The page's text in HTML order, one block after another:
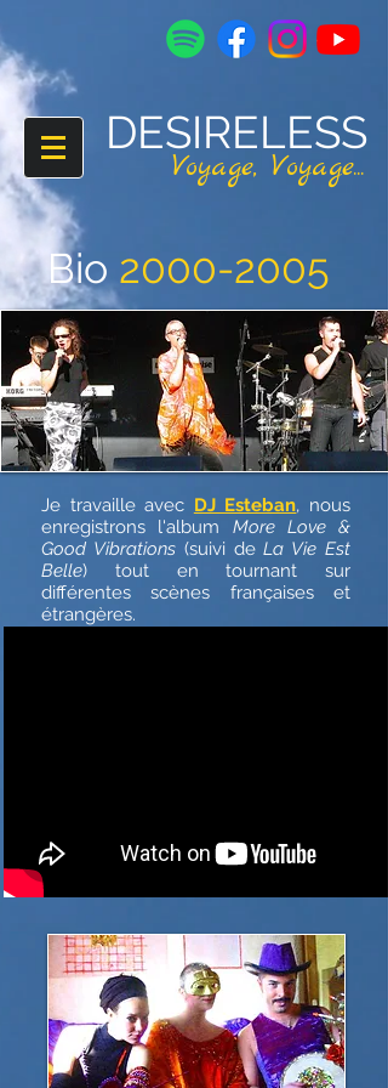
DESIRELESS
Voyage,Voyage...
Bio 2000-2005
Je travaille avec DJ Esteban, nous
enregistrons l'album More Love &
Good Vibrations(suivi deLa Vie Est
Belle) tout en tournant sur
différentes scènes françaises et
étrangères.